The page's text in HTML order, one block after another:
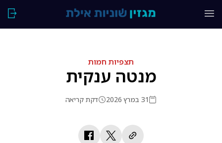
תצפיות חמות
מנטה ענקית
31 במרץ 2026 דקת קריאה